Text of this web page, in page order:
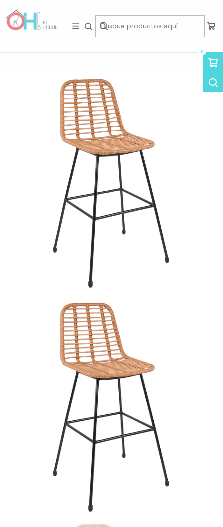
0
Inicio Asientos Sillas Sillas de Madera y Ratán
Taburete Eames Nature de Ratan 70cm